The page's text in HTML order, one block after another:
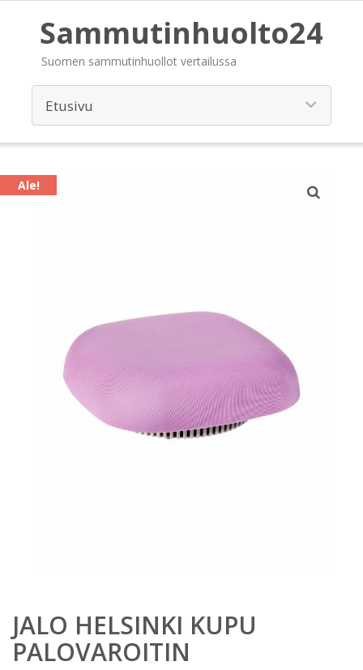
Sammutinhuolto24
Suomen sammutinhuollot vertailussa
Ale!
JALO HELSINKI KUPU
PALOVAROITIN